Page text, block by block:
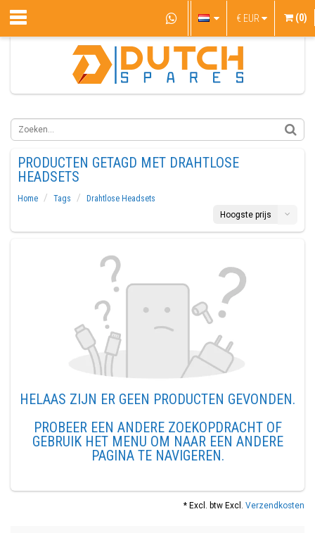
€ EUR (0)
PRODUCTEN GETAGD MET DRAHTLOSE
HEADSETS
Home Tags
Drahtlose Headsets
Hoogste prijs
HELAAS ZIJN ER GEEN PRODUCTEN GEVONDEN.
PROBEER EEN ANDERE ZOEKOPDRACHT OF
GEBRUIK HET MENU OM NAAR EEN ANDERE
PAGINA TE NAVIGEREN.
* Excl. btw Excl. Verzendkosten